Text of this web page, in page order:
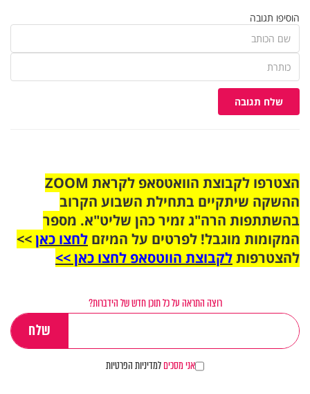
הוסיפו תגובה
שלח תגובה
הצטרפו לקבוצת הוואטסאפ לקראת ZOOM
ההשקה שיתקיים בתחילת השבוע הקרוב
בהשתתפות הרה"ג זמיר כהן שליט"א. מספר
המקומות מוגבל! לפרטים על המיזם לחצו כאן>>
להצטרפותלקבוצת הווטסאפ לחצו כאן >>
רוצה התראה על כל תוכן חדש של הידברות?
אני מסכיםלמדיניות הפרטיות